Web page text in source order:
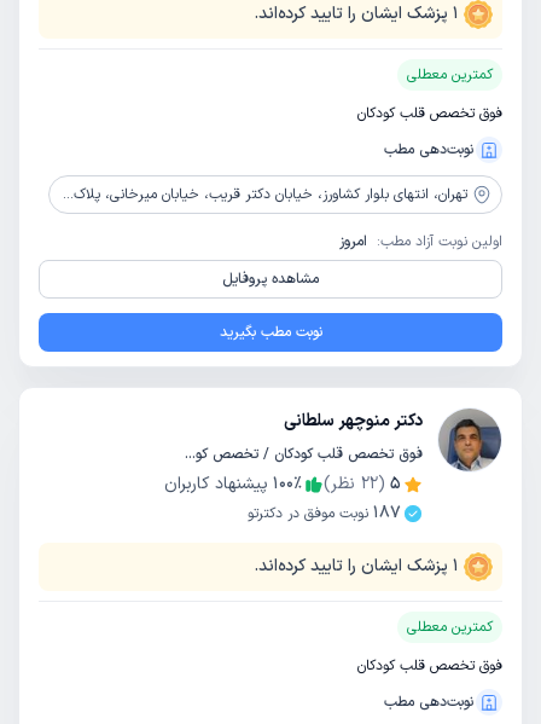
1 پزشک ایشان را تایید کرده‌اند.
کمترین معطلی
فوق تخصص قلب کودکان
نوبت‌دهی مطب
تهران، انتهای بلوار کشاورز، خیابان دکتر قریب، خیابان میرخانی، پلاک 192، واحد 2، طبقه همکف
اولین نوبت آزاد مطب: امروز
مشاهده پروفایل
نوبت مطب بگیرید
دکتر منوچهر سلطانی
فوق تخصص قلب کودکان / تخصص کودکان و اطفال
5
(
22 نظر) 100٪
پیشنهاد کاربران
187 نوبت موفق در دکترتو
1 پزشک ایشان را تایید کرده‌اند.
کمترین معطلی
فوق تخصص قلب کودکان
نوبت‌دهی مطب